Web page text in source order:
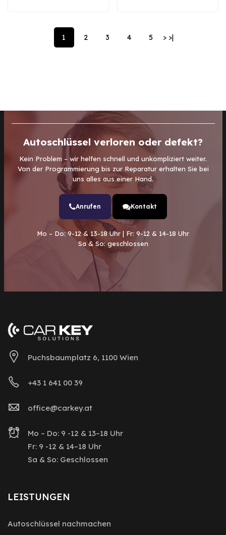
1 2 3 4 5 > >|
Autoschlüssel verloren oder defekt?
Kein Problem – wir helfen schnell und unkompliziert weiter.
Von der Programmierung bis zur Reparatur erhalten Sie bei
uns alles aus einer Hand.
Anrufen Kontakt
Mo – Do: 9-12 & 13-18 Uhr | Fr: 9-12 & 14-18 Uhr
Sa & So: geschlossen
Puchsbaumplatz 6, 1100 Wien
+43 1 641 00 39
office@carkey.at
Mo – Do: 9 -12 & 13–18 Uhr
Fr: 9 -12 & 14–18 Uhr
Sa & So: Geschlossen
LEISTUNGEN
Autoschlüssel nachmachen